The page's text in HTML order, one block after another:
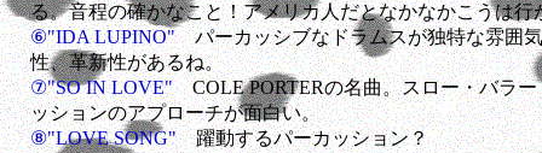
る。音程の確かなこと！アメリカ人だとなかなかこうは行
⑥"IDA LUPINO"パーカッシブなドラムスが独特な雰囲
性、革新性があるね。
⑦"SO IN LOVE"COLE PORTERの名曲。スロー・バラ
ッションのアプローチが面白い。
⑧"LOVE SONG"躍動するパーカッション？